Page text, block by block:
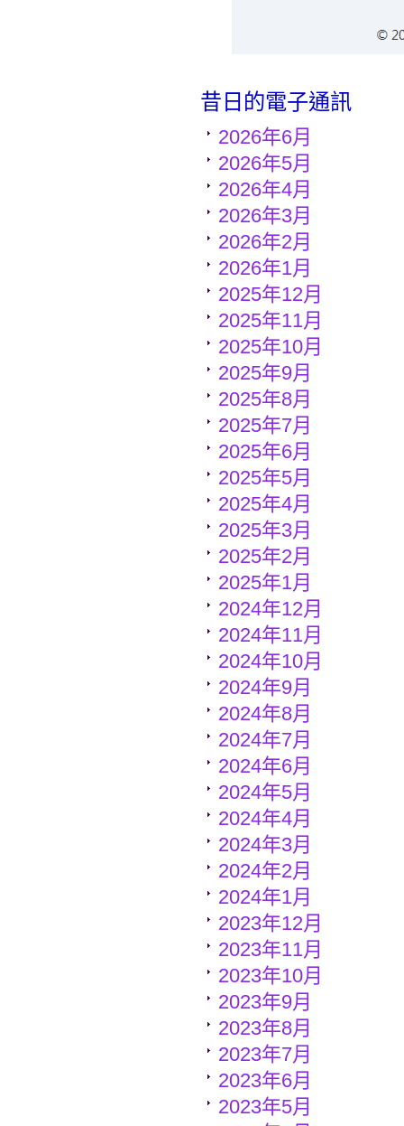
昔日的電子通訊
2026年6月
2026年5月
2026年4月
2026年3月
2026年2月
2026年1月
2025年12月
2025年11月
2025年10月
2025年9月
2025年8月
2025年7月
2025年6月
2025年5月
2025年4月
2025年3月
2025年2月
2025年1月
2024年12月
2024年11月
2024年10月
2024年9月
2024年8月
2024年7月
2024年6月
2024年5月
2024年4月
2024年3月
2024年2月
2024年1月
2023年12月
2023年11月
2023年10月
2023年9月
2023年8月
2023年7月
2023年6月
2023年5月